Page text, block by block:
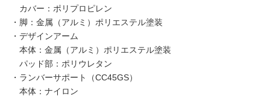
カバー：ポリプロピレン
・脚：金属（アルミ）ポリエステル塗装
・デザインアーム
本体：金属（アルミ）ポリエステル塗装
パッド部：ポリウレタン
・ランバーサポート（CC45GS）
本体：ナイロン